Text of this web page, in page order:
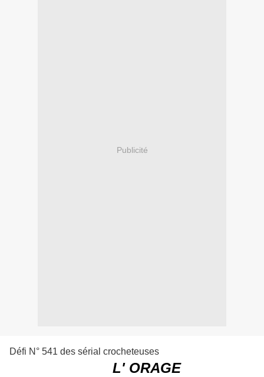
Publicité
Défi N° 541 des sérial crocheteuses
L' ORAGE